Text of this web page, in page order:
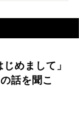
めまして」
話を聞こ